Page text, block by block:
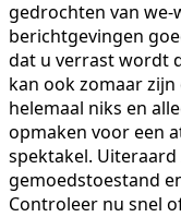
gedrochten van we-
berichtgevingen
dat u verrast wordt
kan ook zomaar
helemaal niks en
opmaken voor een
spektakel.
gemoedstoestand
Controleer nu snel